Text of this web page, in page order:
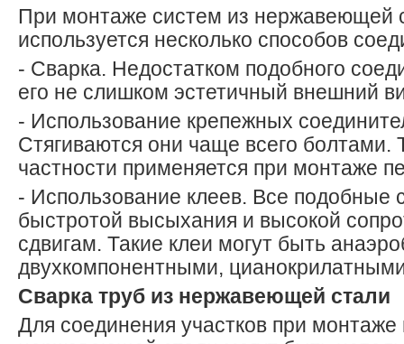
При монтаже систем из нержавеющей
используется несколько способов
- Сварка. Недостатком подобного
его не слишком эстетичный внешний
- Использование крепежных
Стягиваются они чаще всего болтами.
частности применяется при монтаже
- Использование клеев. Все подобные
быстротой высыхания и высокой
сдвигам. Такие клеи могут быть
двухкомпонентными,
Сварка труб из нержавеющей стали
Для соединения участков при монтаже